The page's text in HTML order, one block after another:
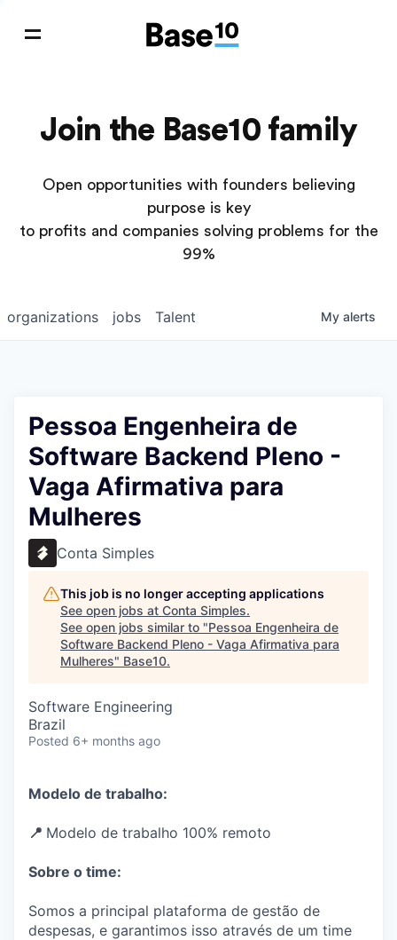
Join the Base10 family
Open opportunities with founders believing
purpose is key
to profits and companies solving problems for the
99%
jobs
organizations Talent My alerts
Pessoa Engenheira de
Software Backend Pleno -
Vaga Afirmativa para
Mulheres
Conta Simples
This job is no longer accepting applications
See open jobs at Conta Simples.
See open jobs similar to "Pessoa Engenheira de
Software Backend Pleno - Vaga Afirmativa para
Mulheres" Base10.
Software Engineering
Brazil
Posted 6+ months ago
Modelo de trabalho:
📍 Modelo de trabalho 100% remoto
Sobre o time:
Somos a principal plataforma de gestão de
despesas, e garantimos isso através de um time